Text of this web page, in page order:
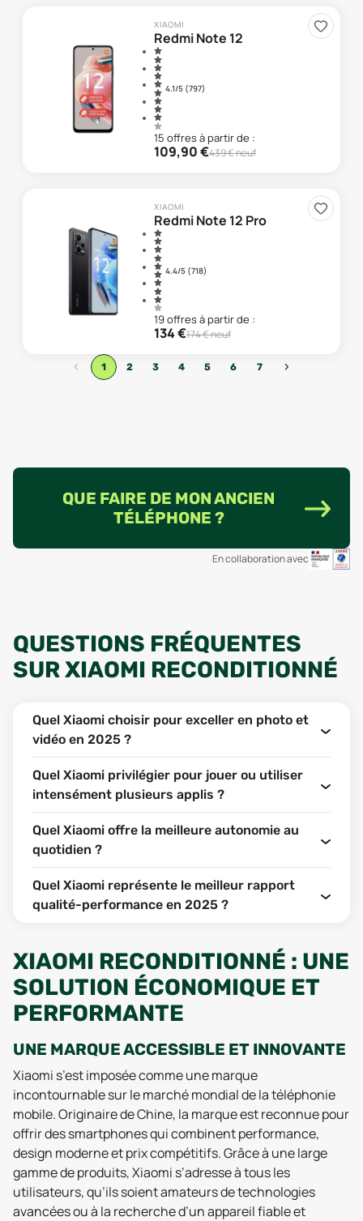
XIAOMI
Redmi Note 12
4.1/5 (797)
15 offresà partir de :
109,90€439€ neuf
XIAOMI
Redmi Note 12 Pro
4.4/5 (718)
19offresà partir de :
134€174€ neuf
‹ 1 2 3 4 5 6 7 ›
QUE FAIRE DE MON ANCIEN
TÉLÉPHONE ?
En collaboration avec
QUESTIONS FRÉQUENTES
SUR XIAOMI RECONDITIONNÉ
Quel Xiaomi choisir pour exceller en photo et
vidéo en 2025 ?
Quel Xiaomi privilégier pour jouer ou utiliser
intensément plusieurs applis ?
Quel Xiaomi offre la meilleure autonomie au
quotidien ?
Quel Xiaomi représente le meilleur rapport
qualité-performance en 2025 ?
XIAOMI RECONDITIONNÉ : UNE
SOLUTION ÉCONOMIQUE ET
PERFORMANTE
UNE MARQUE ACCESSIBLE ET INNOVANTE
Xiaomi s’est imposée comme une marque
incontournable sur le marché mondial de la téléphonie
mobile. Originaire de Chine, la marque est reconnue pour
offrir des smartphones qui combinent performance,
design moderne et prix compétitifs. Grâce à une large
gamme de produits, Xiaomi s’adresse à tous les
utilisateurs, qu’ils soient amateurs de technologies
avancées ou à la recherche d’un appareil fiable et